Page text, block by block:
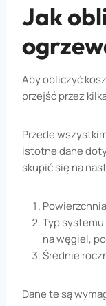
Jak
Aby obliczyć
przejść przez
Przede
istotne dane
skupić się na
Typ
na węgiel,
Średnie
Dane te są